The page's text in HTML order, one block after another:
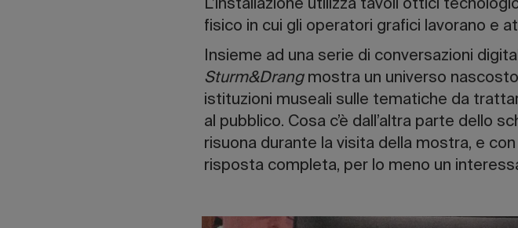
L’installazione utilizza tavoli ottici
fisico in cui gli operatori grafici lavorano e
Insieme ad una serie di conversazioni
Sturm&Drangmostra un universo
istituzioni museali sulle tematiche da
al pubblico. Cosa c’è dall’altra parte dello
risuona durante la visita della mostra, e
risposta completa, per lo meno un